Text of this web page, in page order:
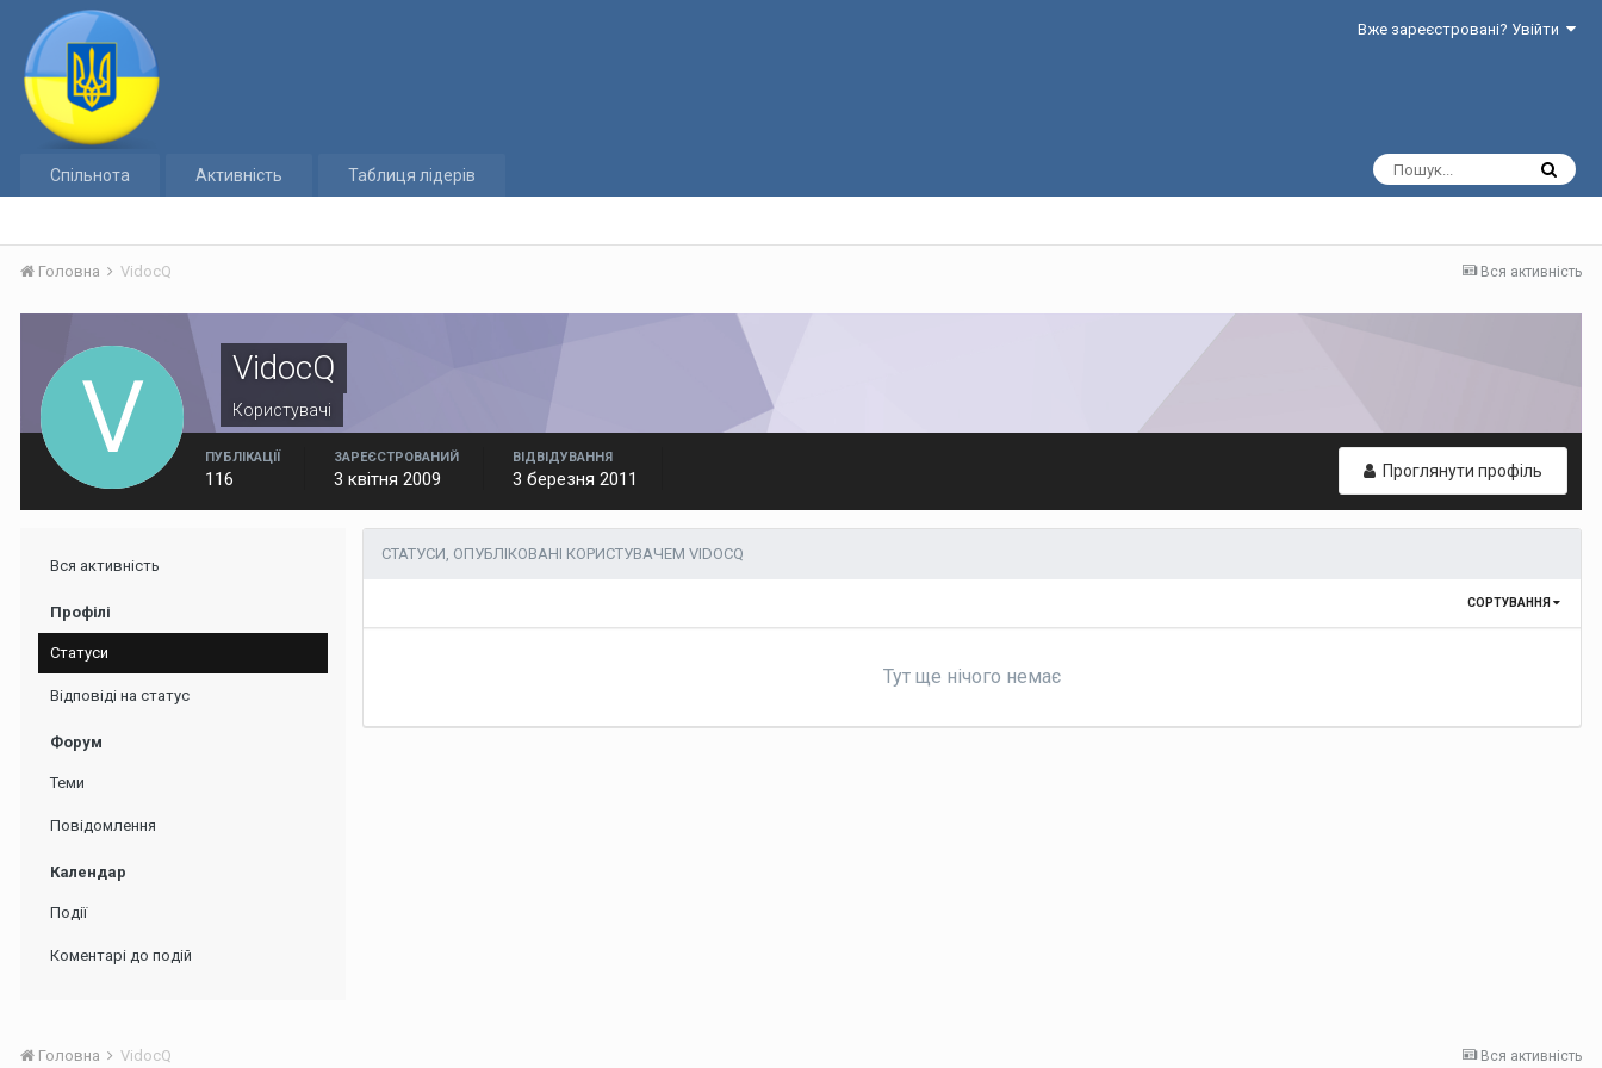
Вже зареєстровані? Увійти
Спільнота Активність Таблиця лідерів
Вся активність
Головна VidocQ
VidocQ
Користувачі
Проглянути профіль
ПУБЛІКАЦІЇ
116
ЗАРЕЄСТРОВАНИЙ
3 квітня 2009
ВІДВІДУВАННЯ
3 березня 2011
Вся активність
Профілі
Статуси
Відповіді на статус
Форум
Теми
Повідомлення
Календар
Події
Коментарі до подій
СТАТУСИ, ОПУБЛІКОВАНІ КОРИСТУВАЧЕМ VIDOCQ
СОРТУВАННЯ
Тут ще нічого немає
Вся активність
Головна VidocQ